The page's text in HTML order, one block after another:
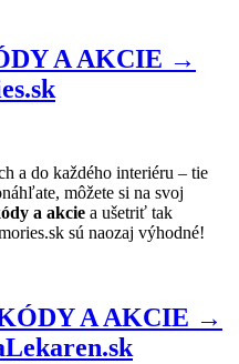
A AKCIE →
a do každého interiéru – tie
môžete si na svoj
a akcie a ušetriť tak
sú naozaj výhodné!
A AKCIE →